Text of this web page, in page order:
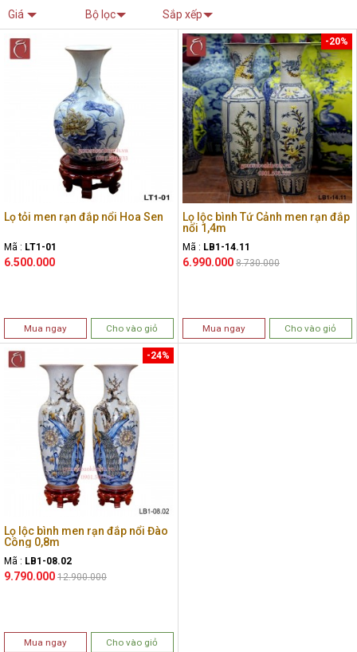
Giá Bộ lọc Sắp xếp
Lọ tỏi men rạn đắp nổi Hoa Sen
Mã : LT1-01
6.500.000
Mua ngay Cho vào giỏ
Lọ lộc bình Tứ Cảnh men rạn đắp
nổi 1,4m
Mã : LB1-14.11
6.990.000
-20%
8.730.000
Mua ngay Cho vào giỏ
Lọ lộc bình men rạn đắp nổi Đào
Công 0,8m
Mã : LB1-08.02
9.790.000
-24%
12.900.000
Mua ngay Cho vào giỏ